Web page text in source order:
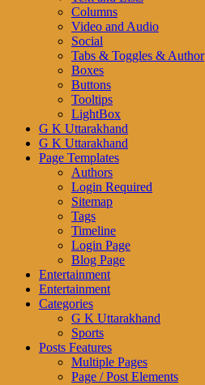
Columns
Video and Audio
Social
Tabs & Toggles & Author
Boxes
Buttons
Tooltips
LightBox
G K Uttarakhand
G K Uttarakhand
Page Templates
Authors
Login Required
Sitemap
Tags
Timeline
Login Page
Blog Page
Entertainment
Entertainment
Categories
G K Uttarakhand
Sports
Posts Features
Multiple Pages
Page / Post Elements